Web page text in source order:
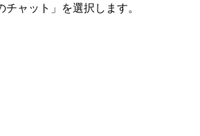
ャット」を選択します。